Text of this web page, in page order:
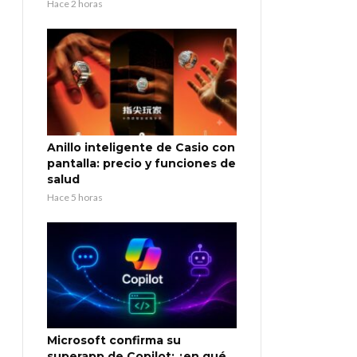
Hace 2 horas
Anillo inteligente de Casio con
pantalla: precio y funciones de
salud
Hace 5 horas
Microsoft confirma su